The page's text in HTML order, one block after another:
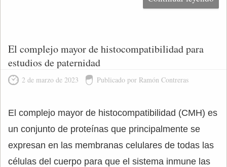
El complejo mayor de histocompatibilidad para
estudios de paternidad
2 de marzo de 2023 Publicado por Ramón Contreras
El complejo mayor de histocompatibilidad (CMH) es
un conjunto de proteínas que principalmente se
expresan en las membranas celulares de todas las
células del cuerpo para que el sistema inmune las